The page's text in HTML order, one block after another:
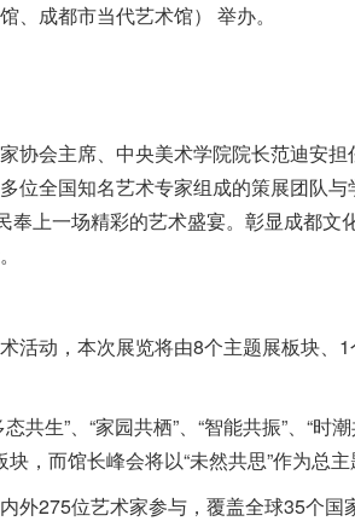
、成都市当代艺术馆） 举办。
协会主席、中央美术学院院长范迪安
位全国知名艺术专家组成的策展团队
奉上一场精彩的艺术盛宴。彰显成都文
活动，本次展览将由8个主题展板块、
共生”、“家园共栖”、“智能共振”、“时
块，而馆长峰会将以“未然共思”作为总主
外275位艺术家参与，覆盖全球35个